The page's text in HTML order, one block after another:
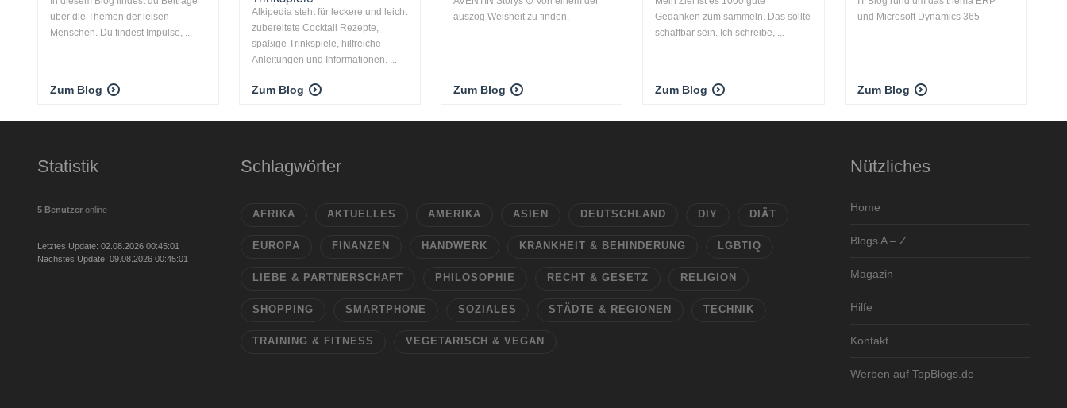
über die Themen der leisen
Menschen. Du findest Impulse, ...
Zum Blog
Alkipedia steht für leckere und leicht
zubereitete Cocktail Rezepte,
spaßige Trinkspiele, hilfreiche
Anleitungen und Informationen. ...
Zum Blog
auszog Weisheit zu finden.
Zum Blog
Gedanken zum sammeln. Das sollte
schaffbar sein. Ich schreibe, ...
Zum Blog
und Microsoft Dynamics 365
Zum Blog
Statistik
5 Benutzer online
Letztes Update: 02.08.2026 00:45:01
Nächstes Update: 09.08.2026 00:45:01
Schlagwörter
AFRIKA AKTUELLES AMERIKA ASIEN DEUTSCHLAND DIY DIÄT
EUROPA FINANZEN HANDWERK KRANKHEIT & BEHINDERUNG LGBTIQ
LIEBE & PARTNERSCHAFT PHILOSOPHIE RECHT & GESETZ RELIGION
SHOPPING SMARTPHONE SOZIALES STÄDTE & REGIONEN TECHNIK
TRAINING & FITNESS VEGETARISCH & VEGAN
Nützliches
Home
Blogs A – Z
Magazin
Hilfe
Kontakt
Werben auf TopBlogs.de